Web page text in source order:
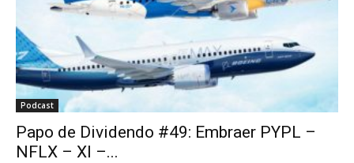
Podcast
Papo de Dividendo #49: Embraer PYPL –
NFLX – XI –...